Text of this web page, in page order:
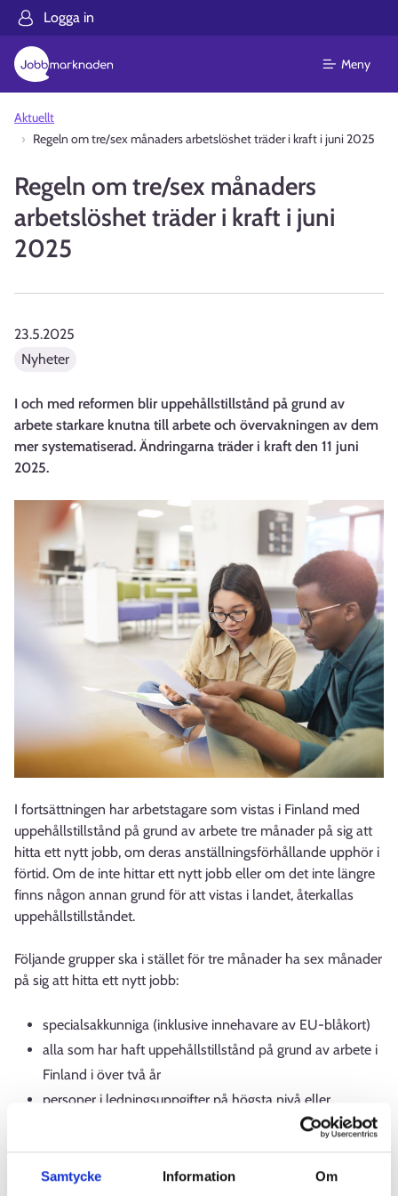
Samtycke Information Om
Logga in
Meny
Aktuellt
Regeln om tre/sex månaders arbetslöshet träder i kraft i juni 2025
Regeln om tre/sex månaders
arbetslöshet träder i kraft i juni
2025
23.5.2025
Nyheter
I och med reformen blir uppehållstillstånd på grund av
arbete starkare knutna till arbete och övervakningen av dem
mer systematiserad. Ändringarna träder i kraft den 11 juni
2025.
I fortsättningen har arbetstagare som vistas i Finland med
uppehållstillstånd på grund av arbete tre månader på sig att
hitta ett nytt jobb, om deras anställningsförhållande upphör i
förtid. Om de inte hittar ett nytt jobb eller om det inte längre
finns någon annan grund för att vistas i landet, återkallas
uppehållstillståndet.
Följande grupper ska i stället för tre månader ha sex månader
på sig att hitta ett nytt jobb:
specialsakkunniga (inklusive innehavare av EU-blåkort)
alla som har haft uppehållstillstånd på grund av arbete i
Finland i över två år
personer i ledningsuppgifter på högsta nivå eller
utstationerade experter och chefer som flyttas inom
företaget.